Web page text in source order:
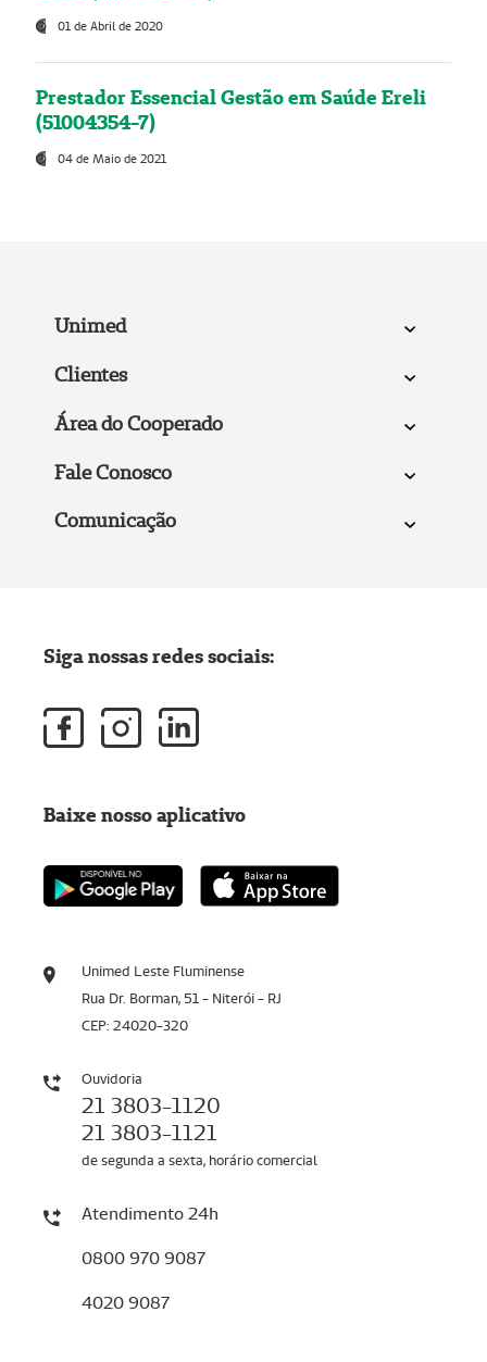
01 de Abril de 2020
Prestador Essencial Gestão em Saúde Ereli
(51004354-7)
04 de Maio de 2021
Unimed
Clientes
Área do Cooperado
Fale Conosco
Comunicação
Unimed Leste Fluminense
Rua Dr. Borman, 51 - Niterói - RJ
CEP: 24020-320
Ouvidoria
21 3803-1120
21 3803-1121
de segunda a sexta, horário comercial
Atendimento 24h
0800 970 9087
4020 9087
Siga nossas redes sociais:
Baixe nosso aplicativo